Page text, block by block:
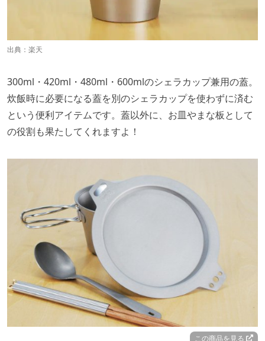
出典： 楽天
300ml・420ml・480ml・600mlのシェラカップ兼用の蓋。
炊飯時に必要になる蓋を別のシェラカップを使わずに済む
という便利アイテムです。蓋以外に、お皿やまな板として
の役割も果たしてくれますよ！
この商品を見る